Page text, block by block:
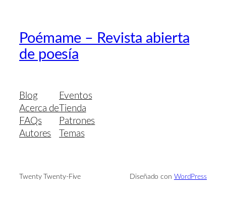
Poémame – Revista abierta
de poesía
Blog
Acerca de
FAQs
Autores
Eventos
Tienda
Patrones
Temas
Twenty Twenty-Five Diseñado con WordPress